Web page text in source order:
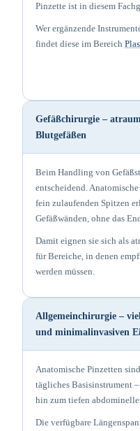
Pinzette ist in diesem
Wer ergänzende
findet diese im Bereich
Gefäßchirurgie –
Blutgefäßen
Beim Handling von
entscheidend.
fein zulaufenden Spitzen
Gefäßwänden, ohne das
Damit eignen sie sich als
für Bereiche, in denen
werden müssen.
Allgemeinchirurgie –
und minimalinvasiven
Anatomische Pinzetten
tägliches Basisinstrument
hin zum tiefen
Die verfügbare